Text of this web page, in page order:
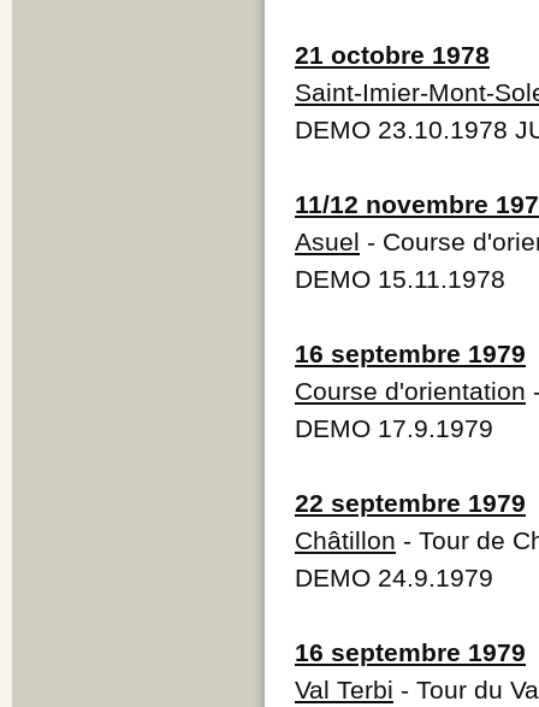
21 octobre 1978
Saint-Imier-Mont-
DEMO 23.10.1978
11/12 novembre
Asuel - Course
DEMO 15.11.1978
16 septembre 1979
Course d'orientation
DEMO 17.9.1979
22 septembre 1979
Châtillon - Tour de
DEMO 24.9.1979
16 septembre 1979
Val Terbi - Tour du